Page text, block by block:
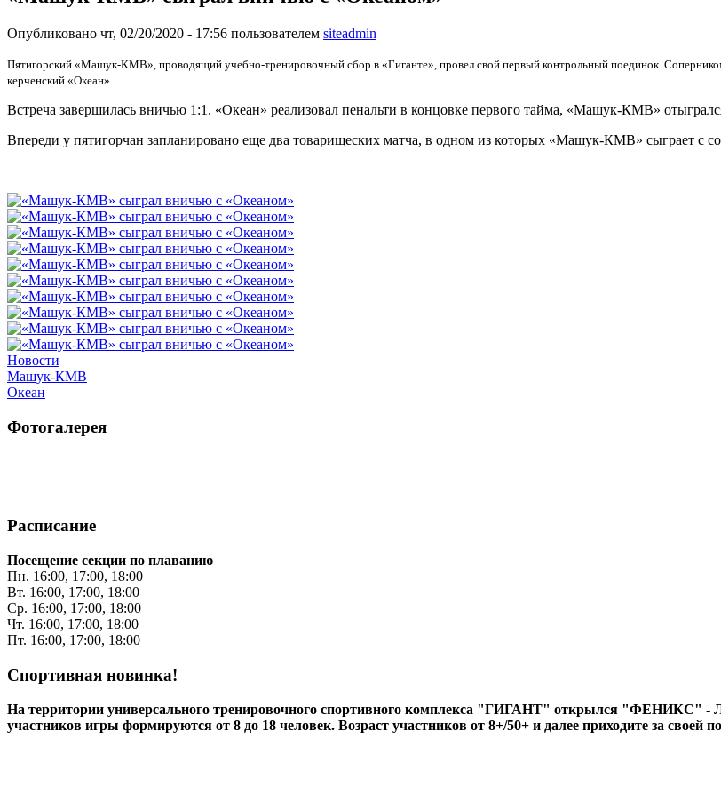
Опубликовано чт, 02/20/2020 - 17:56 пользователем siteadmin
Пятигорский «Машук-КМВ», проводящий учебно-тренировочный сбор в «Гиганте», провел свой первый контрольный поединок.
керченский «Океан».
Встреча завершилась вничью 1:1. «Океан» реализовал пенальти в концовке первого тайма, «Машук-КМВ»
Впереди у пятигорчан запланировано еще два товарищеских матча, в одном из которых «Машук-КМВ» сыграет с
Новости
Машук-КМВ
Океан
Фотогалерея
Расписание
Посещение секции по плаванию
Пн. 16:00, 17:00, 18:00
Вт. 16:00, 17:00, 18:00
Ср. 16:00, 17:00, 18:00
Чт. 16:00, 17:00, 18:00
Пт. 16:00, 17:00, 18:00
Спортивная новинка!
На территории универсального тренировочного спортивного комплекса "ГИГАНТ" открылся "ФЕНИКС" -
участников игры формируются от 8 до 18 человек. Возраст участников от 8+/50+ и далее приходите за